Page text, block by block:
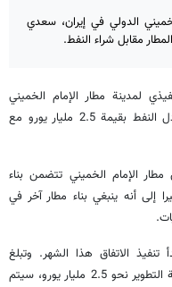
الدولي في إيران، سعدي
مقابل شراء النفط.
لمدينة مطار الإمام الخميني
الدولي في إيران، إنه تم الانتهاء من اتفاق تبادل النفط بقيمة 2.5 مليار يورو مع
مطار الإمام الخميني تتضمن بناء
متر مربع، مشيرا إلى أنه ينبغي بناء مطار آخر في
الاتفاق هذا الشهر. وتبلغ
التقديرات الأولية للموارد المالية المطلوبة لمرحلة التطوير نحو 2.5 مليار يورو، سيتم